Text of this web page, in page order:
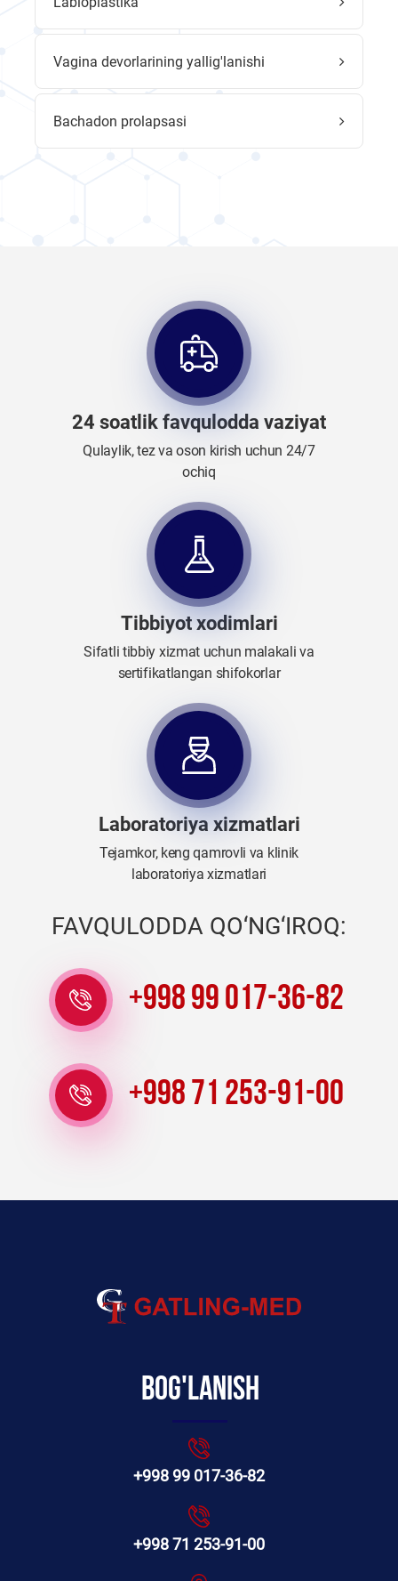
Vagina devorlarining yallig'lanishi
Bachadon prolapsasi
24 soatlik favqulodda vaziyat
Qulaylik, tez va oson kirish uchun 24/7
ochiq
Tibbiyot xodimlari
Sifatli tibbiy xizmat uchun malakali va
sertifikatlangan shifokorlar
Laboratoriya xizmatlari
Tejamkor, keng qamrovli va klinik
laboratoriya xizmatlari
FAVQULODDA QO‘NG‘IROQ:
+998 99 017-36-82
+998 71 253-91-00
Bog'lanish
+998 99 017-36-82
+998 71 253-91-00